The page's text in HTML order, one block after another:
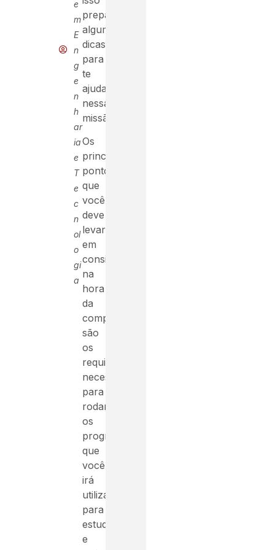
e
m
E
n
g
e
n
h
ar
ia
e
T
e
c
n
ol
o
gi
a
preparamos
algumas
dicas
para
te
ajudar
nessa
missão!
Os
principais
pontos
que
você
deve
levar
em
consideração
na
hora
da
compra
são
os
requisitos
necessários
para
rodar
os
programas
que
você
irá
utilizar
para
estudar
e